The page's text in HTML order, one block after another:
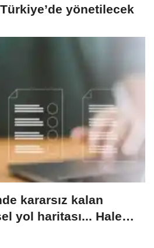
yönetilecek
kararsız kalan
yol haritası... Halen